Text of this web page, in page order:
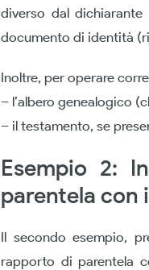
diverso dal
documento di identità
Inoltre, per operare
– l’albero genealogico
– il testamento, se
Esempio 2:
parentela con
Il secondo esempio,
rapporto di parentela